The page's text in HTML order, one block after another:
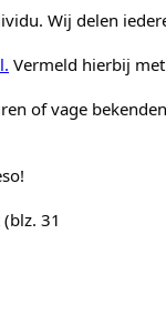
Wij delen
. Vermeld hierbij
of vage
31